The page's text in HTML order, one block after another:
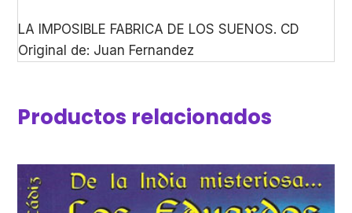
LA IMPOSIBLE FABRICA DE LOS SUENOS. CD
Original de: Juan Fernandez
Productos relacionados